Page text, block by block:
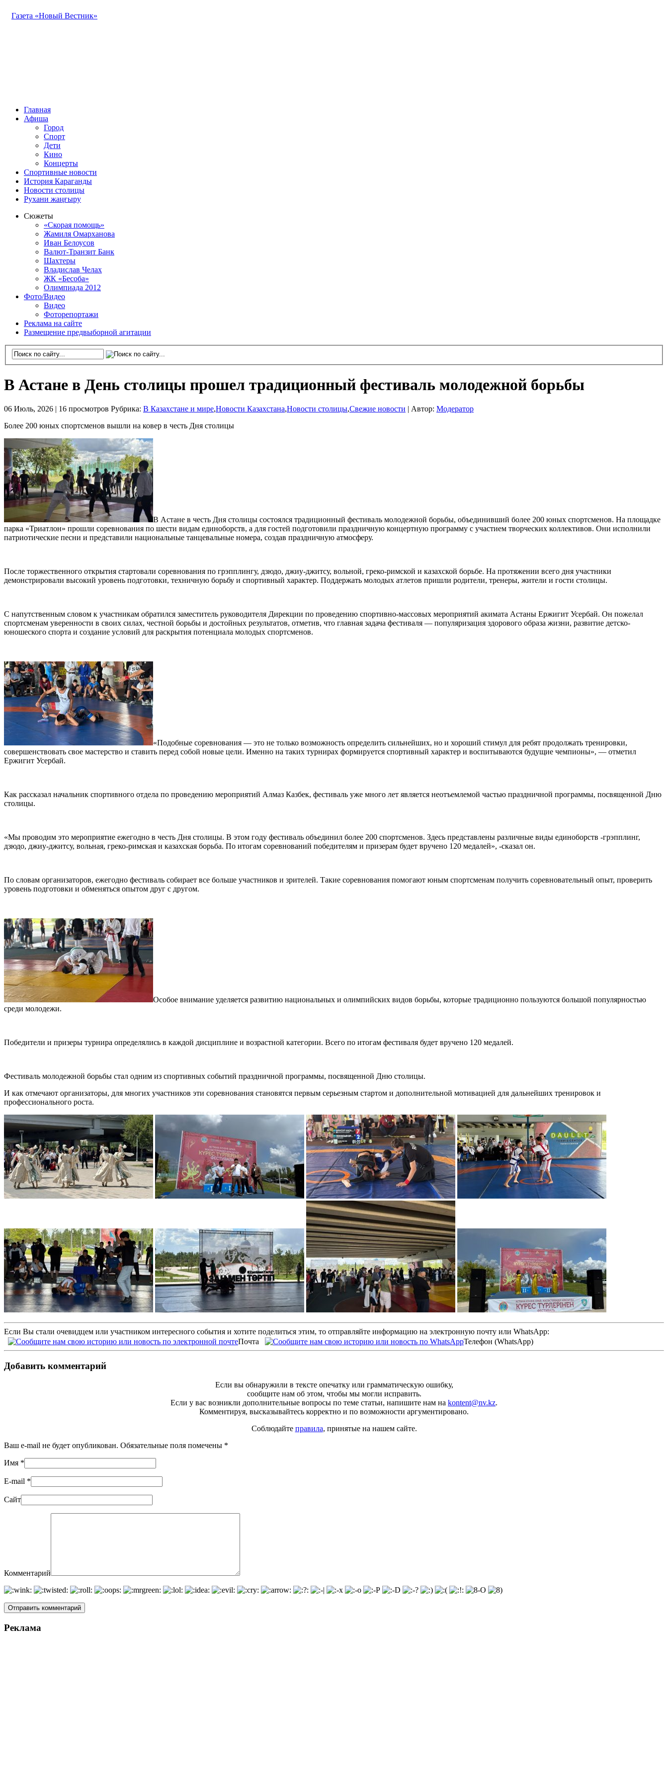
Газета «Новый Вестник»
Главная
Афиша
Город
Спорт
Дети
Кино
Концерты
Спортивные новости
История Караганды
Новости столицы
Рухани жаңғыру
Сюжеты
«Скорая помощь»
Жамиля Омарханова
Иван Белоусов
Валют-Транзит Банк
Шахтеры
Владислав Челах
ЖК «Бесоба»
Олимпиада 2012
Фото/Видео
Видео
Фоторепортажи
Реклама на сайте
Размещение предвыборной агитации
В Астане в День столицы прошел традиционный фестиваль молодежной борьбы
06 Июль, 2026 | 16 просмотров Рубрика: В Казахстане и мире,Новости Казахстана,Новости столицы,Свежие новости Автор: Модератор
Более 200 юных спортсменов вышли на ковер в честь Дня столицы
В Астане в честь Дня столицы состоялся традиционный фестиваль молодежной борьбы, объединивший более 200 юных спортсменов. На площадке
парка «Триатлон» прошли соревнования по шести видам единоборств, а для гостей подготовили праздничную концертную программу с участием творческих коллективов. Они исполнили
патриотические песни и представили национальные танцевальные номера, создав праздничную атмосферу.
После торжественного открытия стартовали соревнования по грэпплингу, дзюдо, джиу-джитсу, вольной, греко-римской и казахской борьбе. На протяжении всего дня участники
демонстрировали высокий уровень подготовки, техничную борьбу и спортивный характер. Поддержать молодых атлетов пришли родители, тренеры, жители и гости столицы.
С напутственным словом к участникам обратился заместитель руководителя Дирекции по проведению спортивно-массовых мероприятий акимата Астаны Ержигит Усербай. Он пожелал
спортсменам уверенности в своих силах, честной борьбы и достойных результатов, отметив, что главная задача фестиваля — популяризация здорового образа жизни, развитие детско-
юношеского спорта и создание условий для раскрытия потенциала молодых спортсменов.
«Подобные соревнования — это не только возможность определить сильнейших, но и хороший стимул для ребят продолжать тренировки,
совершенствовать свое мастерство и ставить перед собой новые цели. Именно на таких турнирах формируется спортивный характер и воспитываются будущие чемпионы», — отметил
Ержигит Усербай.
Как рассказал начальник спортивного отдела по проведению мероприятий Алмаз Казбек, фестиваль уже много лет является неотъемлемой частью праздничной программы, посвященной Дню
столицы.
«Мы проводим это мероприятие ежегодно в честь Дня столицы. В этом году фестиваль объединил более 200 спортсменов. Здесь представлены различные виды единоборств -грэпплинг,
дзюдо, джиу-джитсу, вольная, греко-римская и казахская борьба. По итогам соревнований победителям и призерам будет вручено 120 медалей», -сказал он.
По словам организаторов, ежегодно фестиваль собирает все больше участников и зрителей. Такие соревнования помогают юным спортсменам получить соревновательный опыт, проверить
уровень подготовки и обменяться опытом друг с другом.
Особое внимание уделяется развитию национальных и олимпийских видов борьбы, которые традиционно пользуются большой популярностью
среди молодежи.
Победители и призеры турнира определялись в каждой дисциплине и возрастной категории. Всего по итогам фестиваля будет вручено 120 медалей.
Фестиваль молодежной борьбы стал одним из спортивных событий праздничной программы, посвященной Дню столицы.
И как отмечают организаторы, для многих участников эти соревнования становятся первым серьезным стартом и дополнительной мотивацией для дальнейших тренировок и
профессионального роста.
Если Вы стали очевидцем или участником интересного события и хотите поделиться этим, то отправляйте информацию на электронную почту или WhatsApp:
Почта
Телефон (WhatsApp)
Добавить комментарий
Если вы обнаружили в тексте опечатку или грамматическую ошибку,
сообщите нам об этом, чтобы мы могли исправить.
Если у вас возникли дополнительные вопросы по теме статьи, напишите нам на kontent@nv.kz.
Комментируя, высказывайтесь корректно и по возможности аргументировано.
Соблюдайте правила, принятые на нашем сайте.
Ваш e-mail не будет опубликован. Обязательные поля помечены *
Имя *
E-mail *
Сайт
Комментарий
Реклама